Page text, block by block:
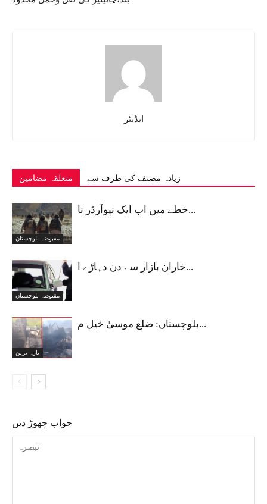
ایڈیٹر
متعلقہ مضامین زیادہ مصنف کی طرف سے
مقبوضہ بلوچستان
خطے میں اب ایک نیوآرڈر نا...
مقبوضہ بلوچستان
خاران بازار سے دن دہاڑے ا...
تازہ ترین
بلوچستان: ضلع موسیٰ خیل م...
جواب چھوڑ دیں